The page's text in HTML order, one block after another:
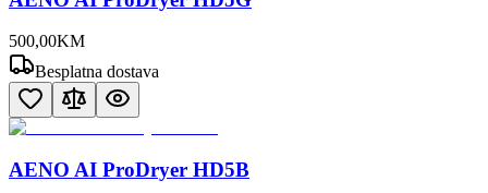
500,00KM
Besplatna dostava
AENO AI ProDryer HD5B